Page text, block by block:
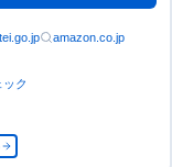
amazon.co.jp
ク